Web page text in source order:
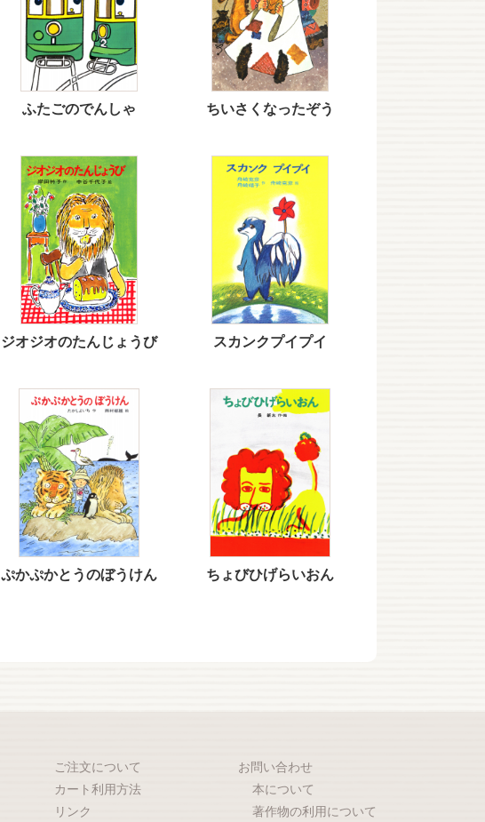
ふたごのでんしゃ ちいさくなったぞう
ジオジオのたんじょうび スカンクプイプイ
ぷかぷかとうのぼうけん ちょびひげらいおん
ご注文について
カート利用方法
リンク
お問い合わせ
本について
著作物の利用について